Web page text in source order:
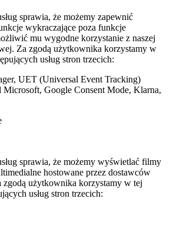
sprawia, że możemy zapewnić
wykraczające poza funkcje
mu wygodne korzystanie z naszej
Za zgodą użytkownika korzystamy w
usług stron trzecich:
UET (Universal Event Tracking)
Microsoft, Google Consent Mode, Klarna,
sprawia, że możemy wyświetlać filmy
hostowane przez dostawców
zgodą użytkownika korzystamy w tej
usług stron trzecich: